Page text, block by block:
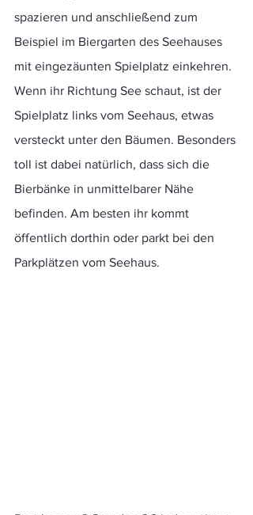
spazieren und anschließend zum
Beispiel im Biergarten des Seehauses
mit eingezäunten Spielplatz einkehren.
Wenn ihr Richtung See schaut, ist der
Spielplatz links vom Seehaus, etwas
versteckt unter den Bäumen. Besonders
toll ist dabei natürlich, dass sich die
Bierbänke in unmittelbarer Nähe
befinden. Am besten ihr kommt
öffentlich dorthin oder parkt bei den
Parkplätzen vom Seehaus.